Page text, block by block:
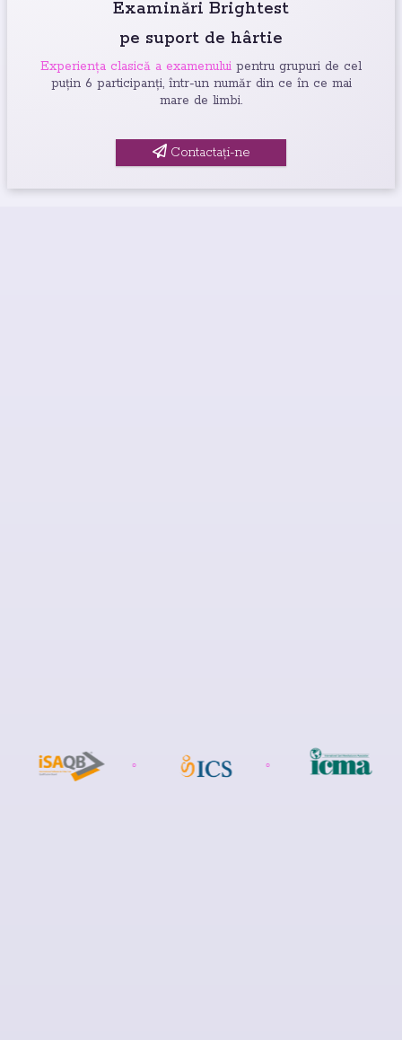
Examinări Brightest
pe suport de hârtie
Experiența clasică a examenului pentru grupuri de cel
puțin 6 participanți, într-un număr din ce în ce mai
mare de limbi.
Contactați-ne